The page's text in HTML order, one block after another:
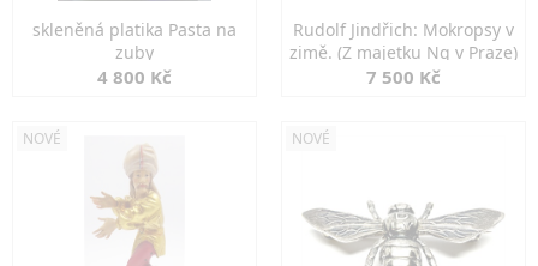
skleněná platika Pasta na
zuby
4 800 Kč
Rudolf Jindřich: Mokropsy v
zimě. (Z majetku Ng v Praze)
7 500 Kč
NOVÉ NOVÉ